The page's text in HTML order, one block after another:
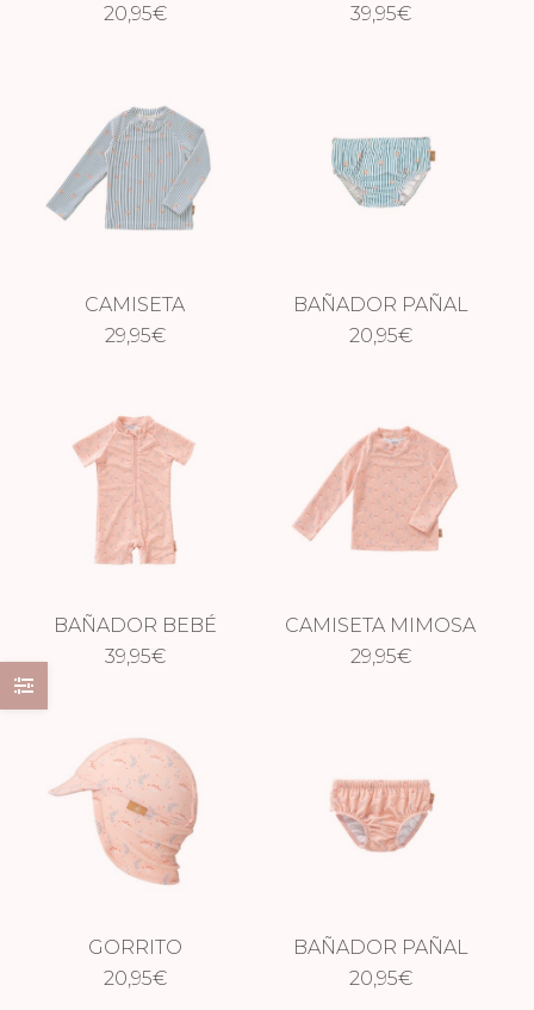
MONO
20,95€
CANGREJOS
39,95€
CAMISETA
CANGREJOS
29,95€
BAÑADOR PAÑAL
CANGREJOS
20,95€
BAÑADOR BEBÉ
MIMOSA
39,95€
CAMISETA MIMOSA
29,95€
GORRITO
MIMOSAS
20,95€
BAÑADOR PAÑAL
VOLANTE
20,95€